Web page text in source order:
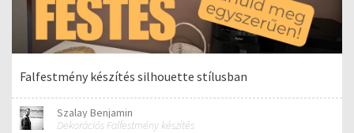
Falfestmény készítés silhouette stílusban
Szalay Benjamin
Dekorációs Falfestmény készítés